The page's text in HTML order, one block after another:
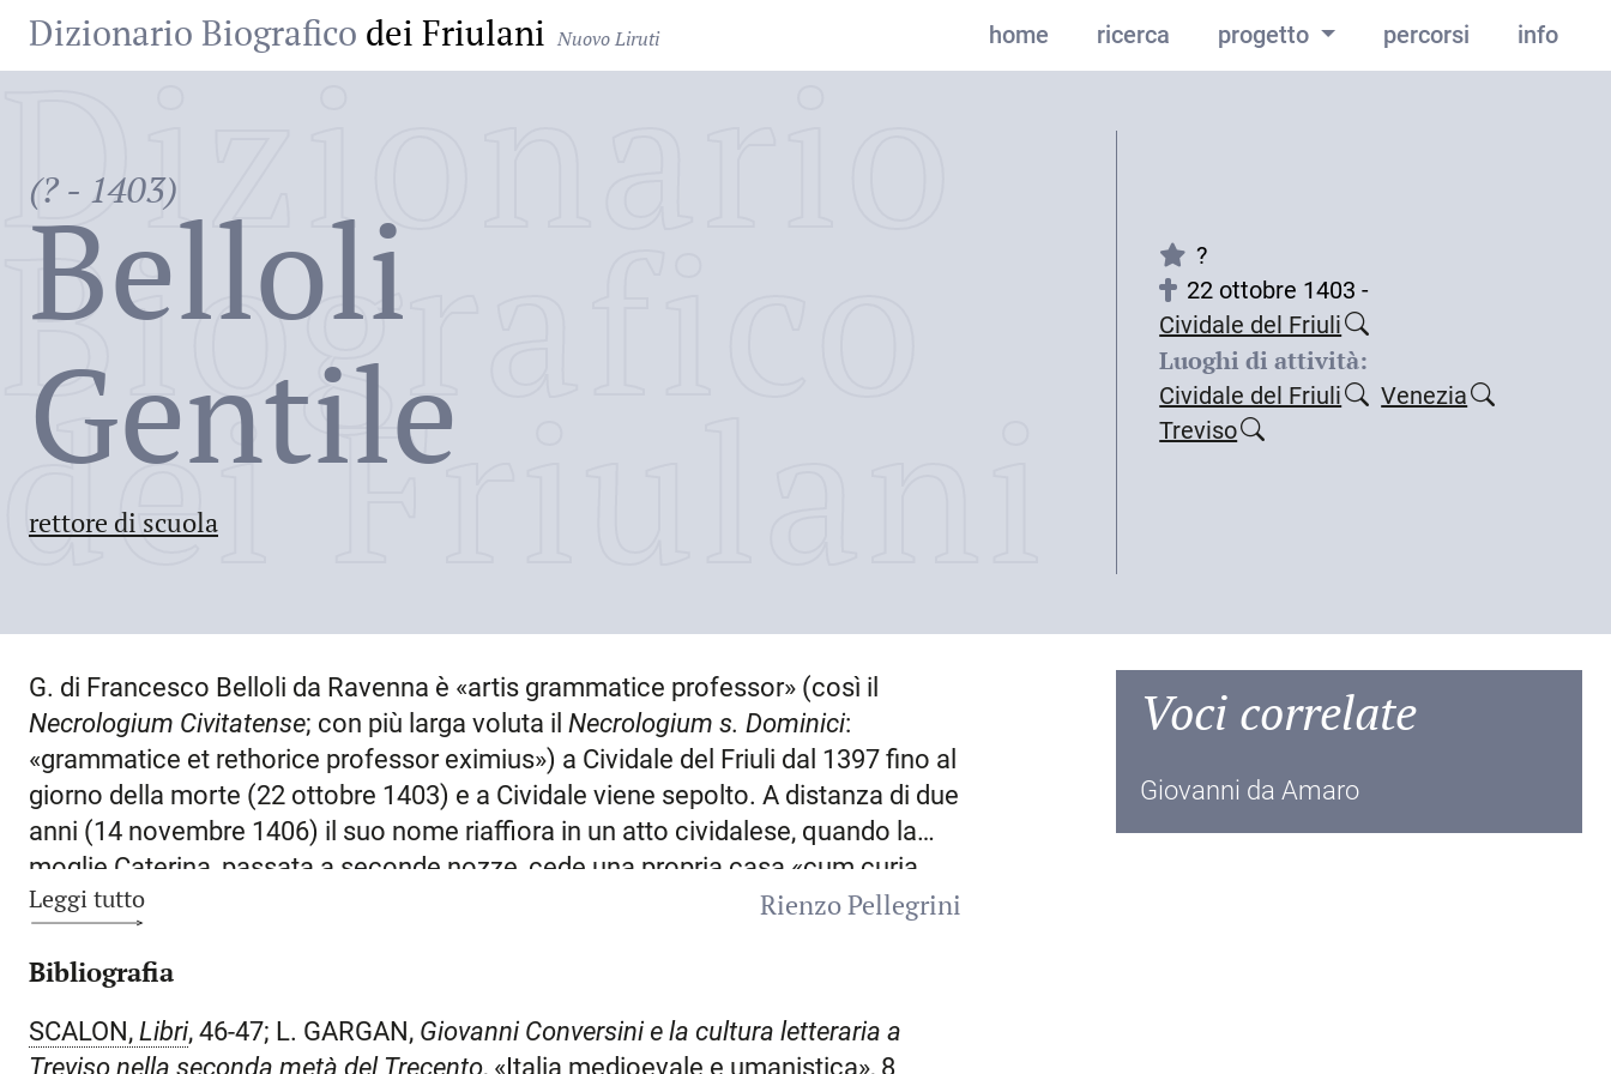
Dizionario Biografico dei Friulani Nuovo Liruti home ricerca progetto percorsi info
(? - 1403)
Belloli
Gentile
rettore di scuola
Dizionario
Biografico
dei Friulani
?
22 ottobre 1403 -
Cividale del Friuli
Luoghi di attività:
Cividale del Friuli
Venezia
Treviso
G. di Francesco Belloli da Ravenna è «artis grammatice professor» (così il
Necrologium Civitatense; con più larga voluta il Necrologium s. Dominici:
«grammatice et rethorice professor eximius») a Cividale del Friuli dal 1397 fino al
giorno della morte (22 ottobre 1403) e a Cividale viene sepolto. A distanza di due
anni (14 novembre 1406) il suo nome riaffiora in un atto cividalese, quando la
moglie Caterina, passata a seconde nozze, cede una propria casa «cum curia,
sitam in contrata S. Francisci, mag. Donato rectore (!) scolarum». La carriera di
1387 al 1390 e poi, «forse privatamente», dal 1394 al 1397 a
rapporti intrecciati, pur nel rischio di enfatizzarne il rilievo, prende in affitto una
Leggi tutto
Rienzo Pellegrini
Bibliografia
SCALON, Libri, 46-47; L. GARGAN, Giovanni Conversini e la cultura letteraria a
Treviso nella seconda metà del Trecento, «Italia medioevale e umanistica», 8
Voci correlate
Giovanni da Amaro